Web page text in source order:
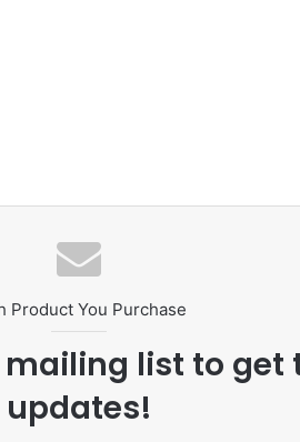
Product You Purchase
list to get
updates!